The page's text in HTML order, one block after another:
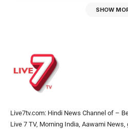
SHOW
Live7tv.com: Hindi News Channel of –
Live 7 TV, Morning India, Aawami